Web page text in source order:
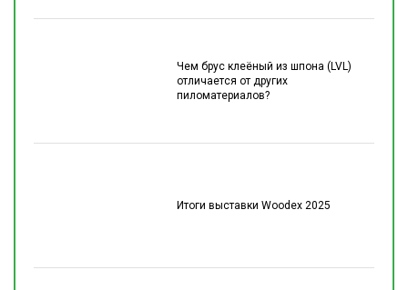
Чем брус клеёный из шпона (LVL)
отличается от других
пиломатериалов?
Итоги выставки Woodex 2025